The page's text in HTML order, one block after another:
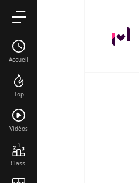
Accueil
Top
Vidéos
Class.